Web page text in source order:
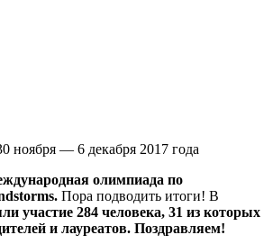
ноября — 6 декабря 2017 года
олимпиада по
. Пора подводить итоги! В
участие 284 человека, 31 из которых
и лауреатов. Поздравляем!